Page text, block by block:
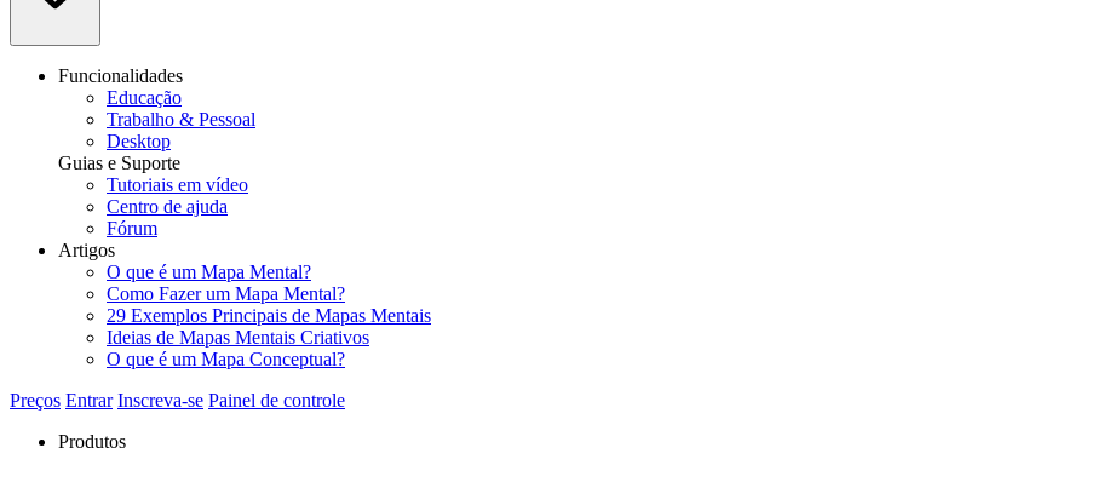
Funcionalidades
Educação
Trabalho & Pessoal
Desktop
Guias e Suporte
Tutoriais em vídeo
Centro de ajuda
Fórum
Artigos
O que é um Mapa Mental?
Como Fazer um Mapa Mental?
29 Exemplos Principais de Mapas Mentais
Ideias de Mapas Mentais Criativos
O que é um Mapa Conceptual?
Preços Entrar Inscreva-se Painel de controle
Produtos